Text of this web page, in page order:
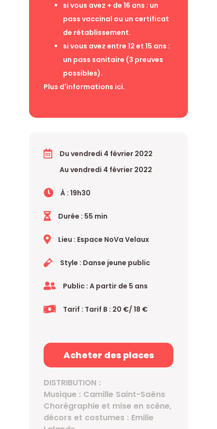
si vous avez + de 16 ans : un
pass vaccinal ou un certificat
de rétablissement.
si vous avez entre 12 et 15 ans :
un pass sanitaire (3 preuves
possibles).
Plus d'informations ici.
Du vendredi 4 février 2022
Au vendredi 4 février 2022
À : 19h30
Durée : 55 min
Lieu : Espace NoVa Velaux
Style : Danse jeune public
Public : A partir de 5 ans
Tarif : Tarif B : 20 €/ 18 €
Acheter des places
DISTRIBUTION :
Musique : Camille Saint-Saëns
Chorégraphie et mise en scène,
décors et costumes : Emilie